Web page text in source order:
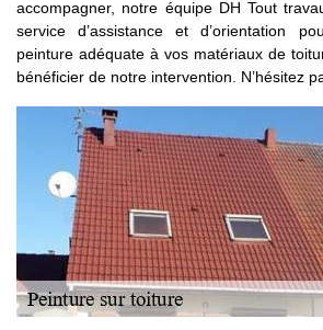
accompagner, notre équipe DH Tout
service d’assistance et d’orientation
peinture adéquate à vos matériaux de
bénéficier de notre intervention. N’hésitez